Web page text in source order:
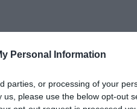
Personal Information
parties, or processing of your
please use the below opt-out